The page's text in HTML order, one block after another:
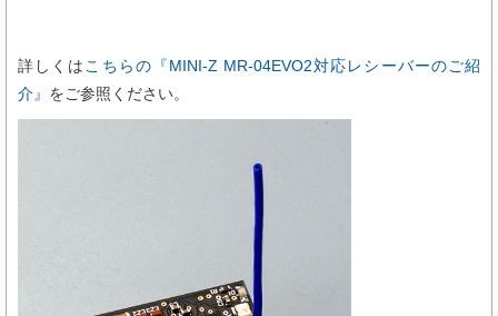
詳しくは こちらの『MINI-Z MR-04EVO2対応レシーバーのご紹
介』 をご参照ください。